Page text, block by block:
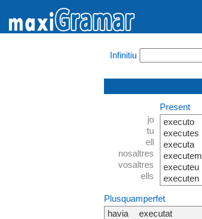
Infinitiu
jo
tu
ell
nosaltres
vosaltres
ells
Present
executo
executes
executa
executem
executeu
executen
Plusquamperfet
havia
executat